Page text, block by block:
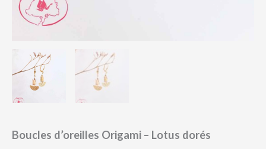
Boucles d’oreilles Origami – Lotus dorés